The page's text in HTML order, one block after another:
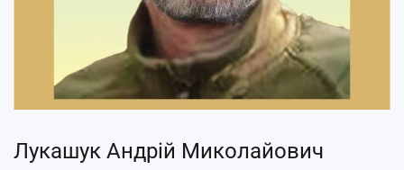
Лукашук Андрій Миколайович